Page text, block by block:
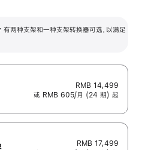
两种支架和一种支架转换器可选，以满足
RMB 14,499
或 RMB 605/月 (24 期) 起
RMB 17,499